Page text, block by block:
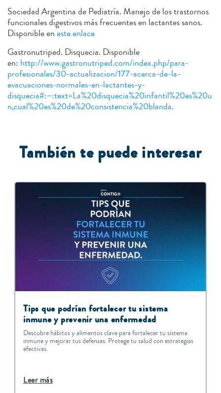
Sociedad Argentina de Pediatría. Manejo de los trastornos
funcionales digestivos más frecuentes en lactantes sanos.
Disponible eneste enlace
Gastronutriped. Disquecia. Disponible
en: http://www.gastronutriped.com/index.php/para-
profesionales/30-actualizacion/177-acerca-de-la-
evacuaciones-normales-en-lactantes-y-
disquecia#:~:text=La%20disquecia%20infantil%20es%20u
n,cual%20es%20de%20consistencia%20blanda.
También te puede interesar
Tips que podrían fortalecer tu sistema
inmune y prevenir una enfermedad
Descubre hábitos y alimentos clave para fortalecer tu sistema
inmune y mejorar tus defensas. Protege tu salud con estrategias
efectivas.
Leer más